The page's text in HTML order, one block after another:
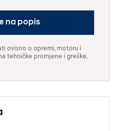
na popis
ovisno o opremi, motoru i
tehničke promjene i greške.